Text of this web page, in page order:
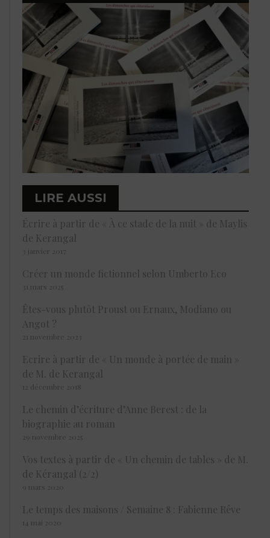
LIRE AUSSI
Écrire à partir de « À ce stade de la nuit » de Maylis
de Kerangal
3 janvier 2017
Créer un monde fictionnel selon Umberto Eco
31 mars 2025
Êtes-vous plutôt Proust ou Ernaux, Modiano ou
Angot ?
21 novembre 2023
Ecrire à partir de « Un monde à portée de main »
de M. de Kerangal
12 décembre 2018
Le chemin d’écriture d’Anne Berest : de la
biographie au roman
29 novembre 2025
Vos textes à partir de « Un chemin de tables » de M.
de Kérangal (2/2)
9 mars 2020
Le temps des maisons / Semaine 8 : Fabienne Rêve
14 mai 2020